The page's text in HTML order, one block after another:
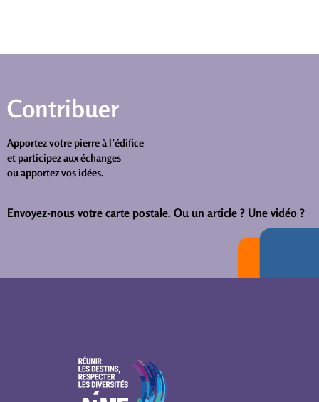
Contribuer
Apportez votre pierre à l’édifice
et participez aux échanges
ou apportez vos idées.
Envoyez-nous votre carte postale. Ou un article ? Une vidéo ?